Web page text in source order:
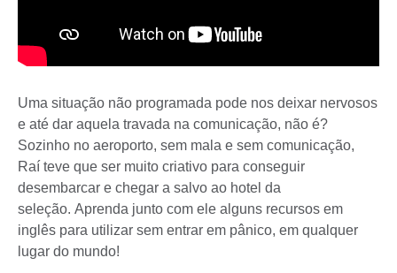
Uma situação não programada pode nos deixar nervosos
e até dar aquela travada na comunicação, não é?
Sozinho no aeroporto, sem mala e sem comunicação,
Raí teve que ser muito criativo para conseguir
desembarcar e chegar a salvo ao hotel da
seleção. Aprenda junto com ele alguns recursos em
inglês para utilizar sem entrar em pânico, em qualquer
lugar do mundo!